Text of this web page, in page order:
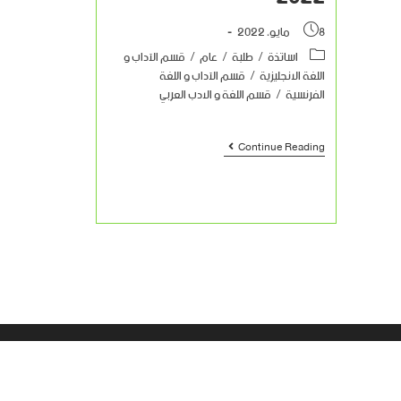
8 مايو، 2022
اساتذة/طلبة/عام/ قسم الآداب و
اللغة الانجليزية/ قسم الآداب و اللغة
الفرنسية/ قسم اللغة و الادب العربي
Continue Reading